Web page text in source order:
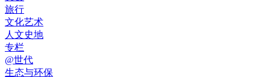
旅行
文化艺术
人文史地
专栏
@世代
生态与环保